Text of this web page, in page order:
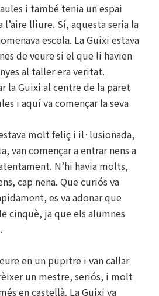
i també tenia un espai
lliure. Sí, aquesta seria la
escola. La Guixi estava
de veure si el que li havien
al taller era veritat.
la Guixi al centre de la paret
i aquí va començar la seva
molt feliç i il·lusionada,
van començar a entrar nens a
N’hi havia molts,
cap nena. Que curiós va
es va adonar que
cinquè, ja que els alumnes
en un pupitre i van callar
un mestre, seriós, i molt
en castellà. La Guixi va